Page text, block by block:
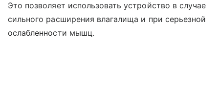
Это позволяет использовать устройство в случае
сильного расширения влагалища и при серьезной
ослабленности мышц.